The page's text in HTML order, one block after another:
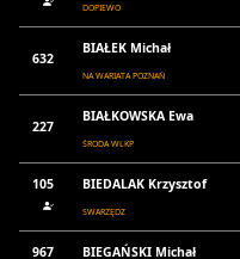
DOPIEWO
632
BIAŁEK Michał
NA WARIATA POZNAŃ
227
BIAŁKOWSKA Ewa
ŚRODA WLKP
105 BIEDALAK Krzysztof
SWARZĘDZ
967 BIEGAŃSKI Michał